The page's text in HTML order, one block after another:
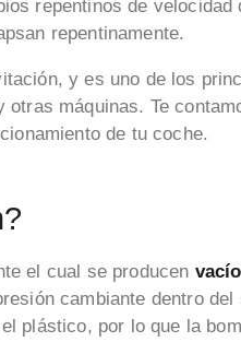
repentinos de
repentinamente.
y es uno de los
máquinas. Te
de tu coche.
el cual se producen
cambiante dentro
plástico, por lo que la